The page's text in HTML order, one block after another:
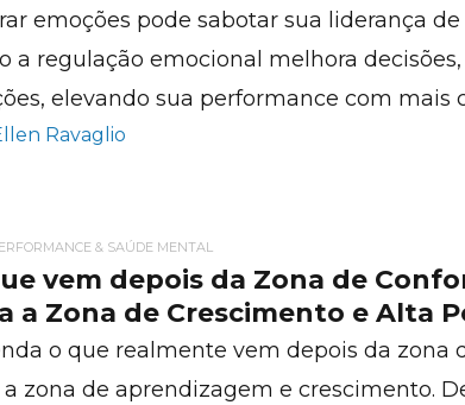
emoções pode sabotar sua liderança
a regulação emocional melhora
elevando sua performance com mais
Ravaglio
& SAÚDE MENTAL
vem depois da Zona de
a Zona de Crescimento e Alta
o que realmente vem depois da zona
a zona de aprendizagem e crescimento.